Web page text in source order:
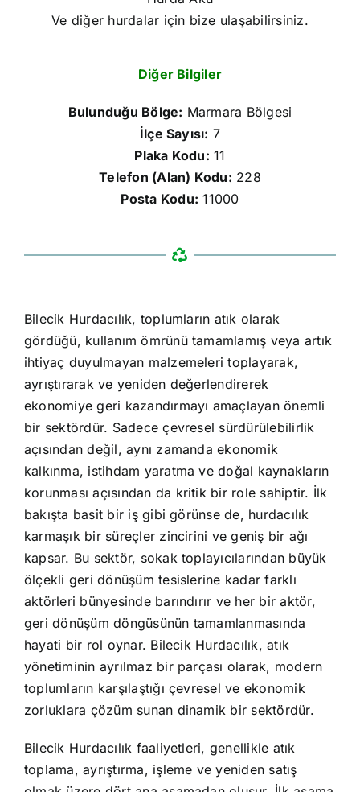
Ve diğer hurdalar için bize ulaşabilirsiniz.
Diğer Bilgiler
Bulunduğu Bölge: Marmara Bölgesi
İlçe Sayısı: 7
Plaka Kodu: 11
Telefon (Alan) Kodu: 228
Posta Kodu: 11000
Bilecik Hurdacılık, toplumların atık olarak
gördüğü, kullanım ömrünü tamamlamış veya artık
ihtiyaç duyulmayan malzemeleri toplayarak,
ayrıştırarak ve yeniden değerlendirerek
ekonomiye geri kazandırmayı amaçlayan önemli
bir sektördür. Sadece çevresel sürdürülebilirlik
açısından değil, aynı zamanda ekonomik
kalkınma, istihdam yaratma ve doğal kaynakların
korunması açısından da kritik bir role sahiptir. İlk
bakışta basit bir iş gibi görünse de, hurdacılık
karmaşık bir süreçler zincirini ve geniş bir ağı
kapsar. Bu sektör, sokak toplayıcılarından büyük
ölçekli geri dönüşüm tesislerine kadar farklı
aktörleri bünyesinde barındırır ve her bir aktör,
geri dönüşüm döngüsünün tamamlanmasında
hayati bir rol oynar. Bilecik Hurdacılık, atık
yönetiminin ayrılmaz bir parçası olarak, modern
toplumların karşılaştığı çevresel ve ekonomik
zorluklara çözüm sunan dinamik bir sektördür.
Bilecik Hurdacılık faaliyetleri, genellikle atık
toplama, ayrıştırma, işleme ve yeniden satış